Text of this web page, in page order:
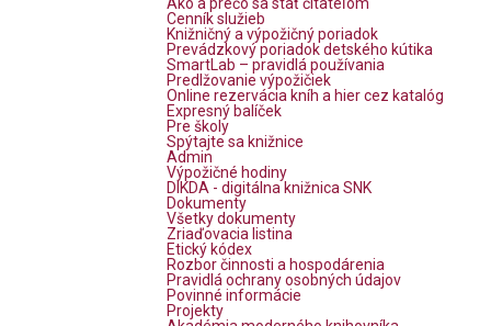
Ako a prečo sa stať čitateľom
Cenník služieb
Knižničný a výpožičný poriadok
Prevádzkový poriadok detského kútika
SmartLab – pravidlá používania
Predlžovanie výpožičiek
Online rezervácia kníh a hier cez katalóg
Expresný balíček
Pre školy
Spýtajte sa knižnice
Admin
Výpožičné hodiny
DIKDA - digitálna knižnica SNK
Dokumenty
Všetky dokumenty
Zriaďovacia listina
Etický kódex
Rozbor činnosti a hospodárenia
Pravidlá ochrany osobných údajov
Povinné informácie
Projekty